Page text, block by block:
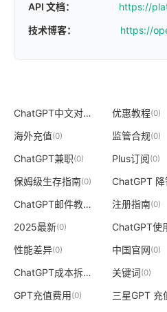
API 文档：
https://
技术博客：
https://
ChatGPT中文对话 优惠教程(0)
海外充值(0) 监管合规(0)
ChatGPT兼职(0) Plus订阅(0)
保姆级生存指南(0) ChatGPT 降
ChatGPT邮件教程 注册指南(0)
2025最新(0)
性能差异(0) 中国官网(0)
ChatGPT成本拆解 关键词(0)
GPT充值费用(0)